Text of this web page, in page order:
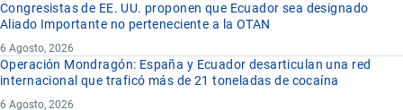
Congresistas de EE. UU. proponen que Ecuador sea designado
Aliado Importante no perteneciente a la OTAN
6 Agosto, 2026
Operación Mondragón: España y Ecuador desarticulan una red
internacional que traficó más de 21 toneladas de cocaína
6 Agosto, 2026